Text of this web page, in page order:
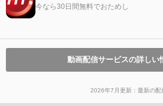
今なら30日間無料でおためし
動画配信サービスの詳しい
2026年7月更新：最新の配